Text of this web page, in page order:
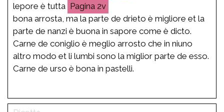
lepore è tutta
2v
bona arrosta, ma la parte de drieto è migliore et la
parte de nanzi è buona in sapore come è dicto.
Carne de coniglio è meglio arrosto che in niuno
altro modo et li lumbi sono la miglior parte de esso.
Carne de urso è bona in pastelli.